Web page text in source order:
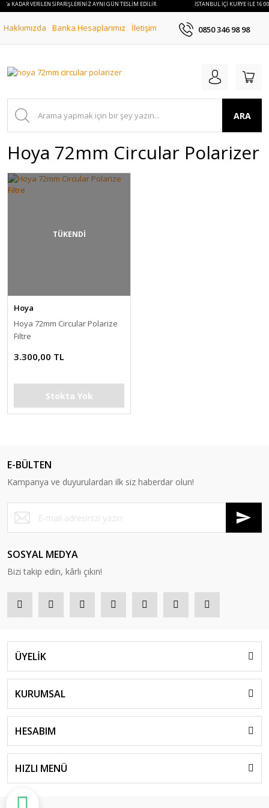
KADAR VERİLEN SİPARİŞLERİNİZ AYNI GÜN TESLİM EDİLİR. İSTANBUL İÇİ KURYE İLE
Hakkımızda Banka Hesaplarımız İletişim 0850 346 98 98
ARA
Hoya 72mm Circular Polarizer
TÜKENDİ
Hoya
Hoya 72mm Circular Polarize
Filtre
3.300,00 TL
Stokta Yok
E-BÜLTEN
Kampanya ve duyurulardan ilk siz haberdar olun!
SOSYAL MEDYA
Bizi takip edin, kârlı çıkın!
ÜYELİK
KURUMSAL
HESABIM
HIZLI MENÜ